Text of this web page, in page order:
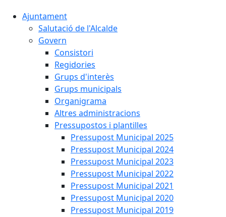
Ajuntament
Salutació de l'Alcalde
Govern
Consistori
Regidories
Grups d'interès
Grups municipals
Organigrama
Altres administracions
Pressupostos i plantilles
Pressupost Municipal 2025
Pressupost Municipal 2024
Pressupost Municipal 2023
Pressupost Municipal 2022
Pressupost Municipal 2021
Pressupost Municipal 2020
Pressupost Municipal 2019